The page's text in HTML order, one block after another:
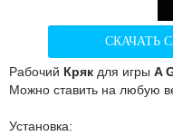
СКАЧАТЬ
Рабочий Кряк для игры A
Можно ставить на любую
Установка: